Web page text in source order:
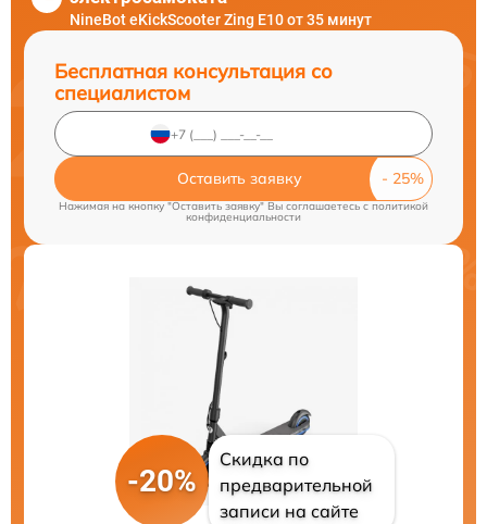
NineBot eKickScooter Zing E10 от 35 минут
Бесплатная консультация со
специалистом
Оставить заявку
Нажимая на кнопку "Оставить заявку" Вы соглашаетесь c политикой
конфиденциальности
-20%
Скидка по
предварительной
записи на сайте